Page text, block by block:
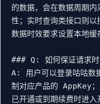
的数据，会在数据周期
性；实时查询类接口则
数据时效要求设置本地缓
### Q: 如何保证请求
A: 用户可以登录咕咕
制对应产品的 AppKey；
已开通或到期续费时进